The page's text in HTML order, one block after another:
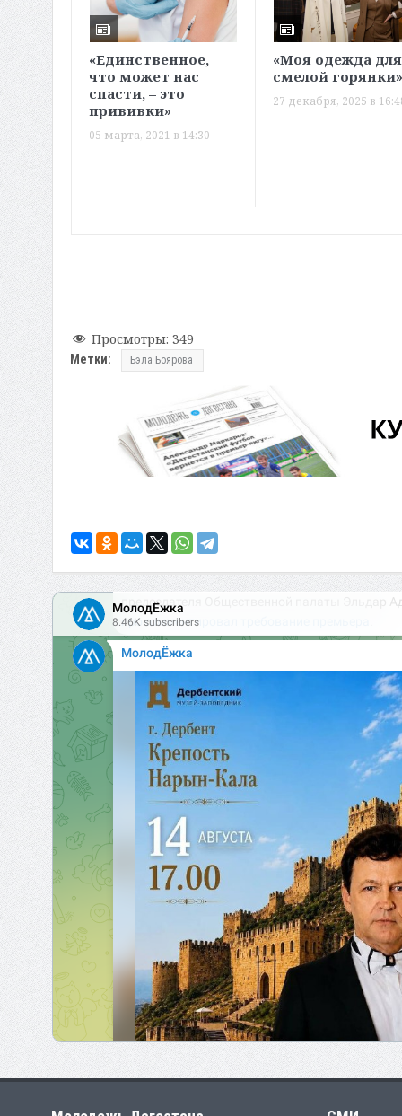
«Единственное,
что может нас
спасти, – это
прививки»
05 марта, 2021 в 14:30
«Моя одежда для
смелой
27 декабря, 2025 в
Просмотры: 349
Метки: Бэла Боярова